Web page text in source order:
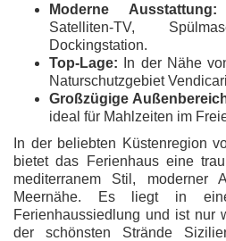
Moderne Ausstattung:
Satelliten-TV,
Dockingstation.
Top-Lage: In der Nähe
Naturschutzgebiet
Großzügige
ideal für Mahlzeiten im
In der beliebten Küstenregion
bietet das Ferienhaus eine
mediterranem Stil, moderner
Meernähe. Es liegt in
Ferienhaussiedlung und ist nur
der schönsten Strände